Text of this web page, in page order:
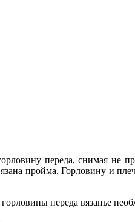
переда, снимая не
пройма. Горловину и
переда вязанье